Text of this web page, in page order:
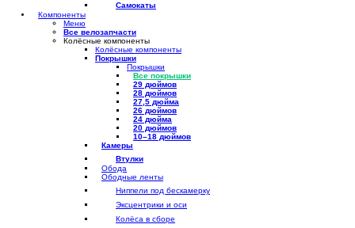
Самокаты
Компоненты
Меню
Все велозапчасти
Колёсные компоненты
Колёсные компоненты
Покрышки
Покрышки
Все покрышки
29 дюймов
28 дюймов
27,5 дюйма
26 дюймов
24 дюйма
20 дюймов
10–18 дюймов
Камеры
Втулки
Обода
Ободные ленты
Ниппели под бескамерку
Эксцентрики и оси
Колёса в сборе